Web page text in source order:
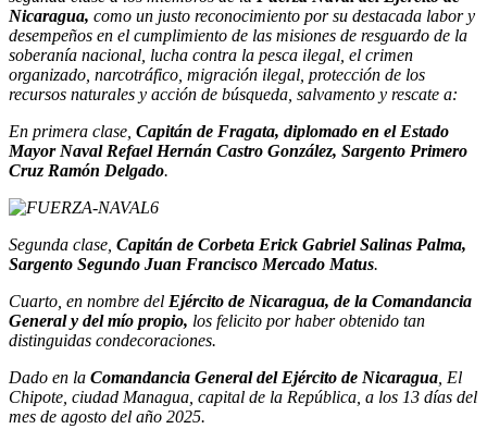
Nicaragua, como un justo reconocimiento por su destacada labor y
desempeños en el cumplimiento de las misiones de resguardo de la
soberanía nacional, lucha contra la pesca ilegal, el crimen
organizado, narcotráfico, migración ilegal, protección de los
recursos naturales y acción de búsqueda, salvamento y rescate a:
En primera clase, Capitán de Fragata, diplomado en el Estado
Mayor Naval Refael Hernán Castro González, Sargento Primero
Cruz Ramón Delgado.
Segunda clase, Capitán de Corbeta Erick Gabriel Salinas Palma,
Sargento Segundo Juan Francisco Mercado Matus.
Cuarto, en nombre del Ejército de Nicaragua, de la Comandancia
General y del mío propio, los felicito por haber obtenido tan
distinguidas condecoraciones.
Dado en la Comandancia General del Ejército de Nicaragua , El
Chipote, ciudad Managua, capital de la República, a los 13 días del
mes de agosto del año 2025.